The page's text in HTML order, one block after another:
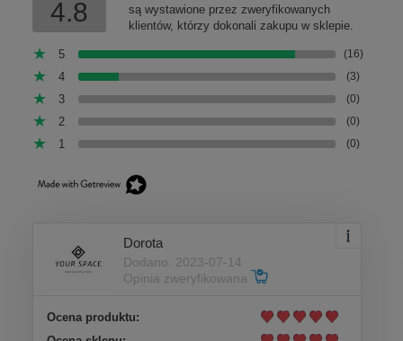
4.8
są wystawione przez zweryfikowanych
klientów, którzy dokonali zakupu w sklepie.
5 (16)
4 (3)
3 (0)
2 (0)
1 (0)
Dorota
Dodano: 2023-07-14
Opinia zweryfikowana
Ocena produktu: